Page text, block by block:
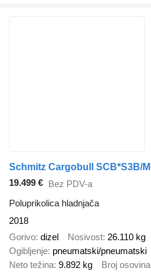
19.499 € Bez PDV-a
Poluprikolica hladnjača
2018
Gorivo dizel Nosivost 26.110 kg
Ogibljenje pneumatski/pneumatski
Neto težina 9.892 kg Broj osovina